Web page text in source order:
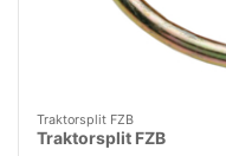
Traktorsplit FZB
Traktorsplit FZB